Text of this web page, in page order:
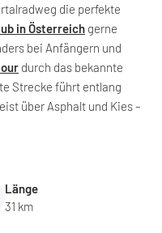
die perfekte
in Österreich gerne
bei Anfängern und
durch das bekannte
Strecke führt entlang
über Asphalt und Kies –
Länge
31 km